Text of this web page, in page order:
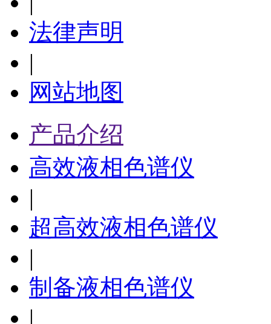
法律声明
|
网站地图
产品介绍
高效液相色谱仪
|
超高效液相色谱仪
|
制备液相色谱仪
|